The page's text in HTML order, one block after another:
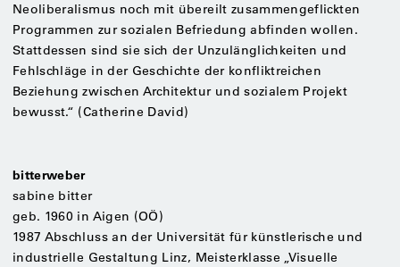
Neoliberalismus noch mit übereilt zusammengeflickten
Programmen zur sozialen Befriedung abfinden wollen.
Stattdessen sind sie sich der Unzulänglichkeiten und
Fehlschläge in der Geschichte der konfliktreichen
Beziehung zwischen Architektur und sozialem Projekt
bewusst.“ (Catherine David)
bitterweber
sabine bitter
geb. 1960 in Aigen (OÖ)
1987 Abschluss an der Universität für künstlerische und
industrielle Gestaltung Linz, Meisterklasse „Visuelle